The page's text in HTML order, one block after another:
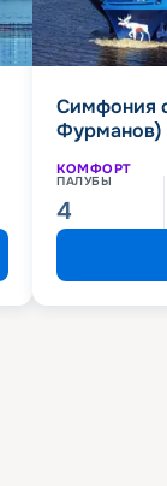
Симфония
Фурманов)
КОМФОРТ
ПАЛУБЫ
4